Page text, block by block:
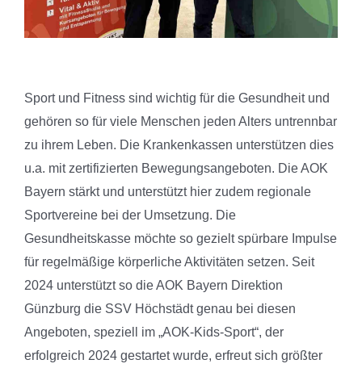
Sport und Fitness sind wichtig für die Gesundheit und
gehören so für viele Menschen jeden Alters untrennbar
zu ihrem Leben. Die Krankenkassen unterstützen dies
u.a. mit zertifizierten Bewegungsangeboten. Die AOK
Bayern stärkt und unterstützt hier zudem regionale
Sportvereine bei der Umsetzung. Die
Gesundheitskasse möchte so gezielt spürbare Impulse
für regelmäßige körperliche Aktivitäten setzen. Seit
2024 unterstützt so die AOK Bayern Direktion
Günzburg die SSV Höchstädt genau bei diesen
Angeboten, speziell im „AOK-Kids-Sport“, der
erfolgreich 2024 gestartet wurde, erfreut sich größter